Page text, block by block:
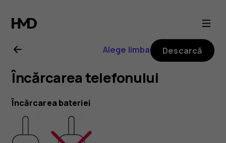
Ghid
de
utilizare
Nokia
8.1
Alege limba Descarcă
Încărcarea telefonului
Încărcarea bateriei